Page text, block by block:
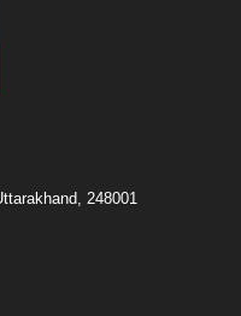
248001